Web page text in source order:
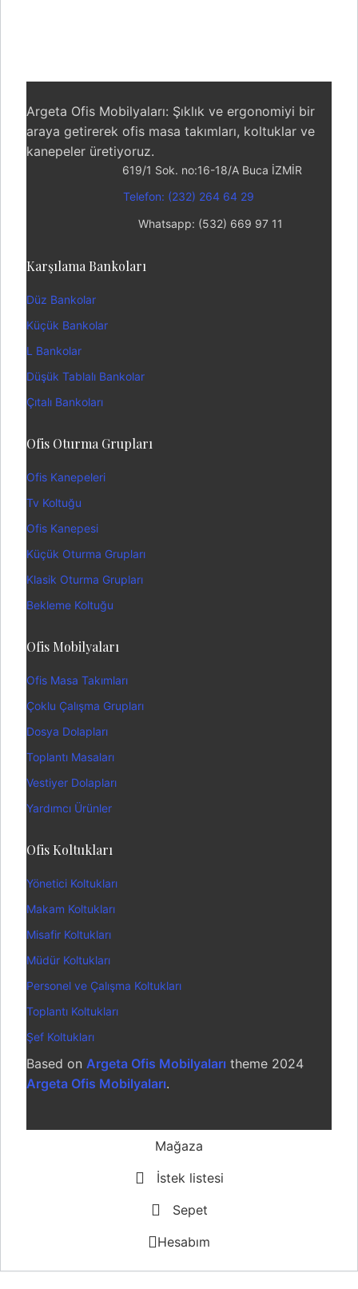
Argeta Ofis Mobilyaları: Şıklık ve ergonomiyi bir
araya getirerek ofis masa takımları, koltuklar ve
kanepeler üretiyoruz.
619/1 Sok. no:16-18/A Buca İZMİR
Telefon: (232) 264 64 29
Whatsapp: (532) 669 97 11
Karşılama Bankoları
Düz Bankolar
Küçük Bankolar
L Bankolar
Düşük Tablalı Bankolar
Çıtalı Bankoları
Ofis Oturma Grupları
Ofis Kanepeleri
Tv Koltuğu
Ofis Kanepesi
Küçük Oturma Grupları
Klasik Oturma Grupları
Bekleme Koltuğu
Ofis Mobilyaları
Ofis Masa Takımları
Çoklu Çalışma Grupları
Dosya Dolapları
Toplantı Masaları
Vestiyer Dolapları
Yardımcı Ürünler
Ofis Koltukları
Yönetici Koltukları
Makam Koltukları
Misafir Koltukları
Müdür Koltukları
Personel ve Çalışma Koltukları
Toplantı Koltukları
Şef Koltukları
Based on Argeta Ofis Mobilyaları theme 2024
Argeta Ofis Mobilyaları.
Mağaza
İstek listesi
Sepet
Hesabım